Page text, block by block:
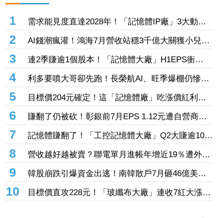
1
需求能見度直達2028年！「記憶體IP廠」3大動能
齊發 目標價衝上1430元
2
AI錢潮瘋灌！鴻海7月營收站穩3千億大關獲小兒狂
投逾7萬張居冠 「這檔」單月營收首跨9千億、法
說前夕吸買氣
3
連2季賺逾1個股本！「記憶體大廠」H1EPS衝
20.87元 股價卻殺至跌停鎖死
4
利多要噴大哥卻先跑！長榮航AI、旺季爆棚仍慘冠
賣超王 「這檔鋼鐵」７月營收年增46%也不被買
單
5
目標價204元確定！這「記憶體廠」吃漲價紅利、
Q2毛利率衝70% 全年營運看旺
6
賺翻了仍被砍！彰銀前7月EPS 1.12元遭自營商照
殺2.33億淪賣超王 「這檔記憶體」營收創高也遭
倒
7
記憶體賺翻了！「工控記憶體大廠」Q2大賺逾10股
本、H1EPS達166.45元 7月營收續旺再迎年月雙
增
8
營收越好越被賣？聯電單月進帳年增近19％遭外資
「砍到見骨」 台塑4寶「這檔」營收刷49個月新
高也挨刀
9
韓股崩跌引爆資金出逃！南韓散戶7月砸46億美元
「錢」進美股
10
目標價直攻228元！「玻纖布大廠」連收7紅大漲
32.86% 投信單周撒16.7億元、掃入近萬張